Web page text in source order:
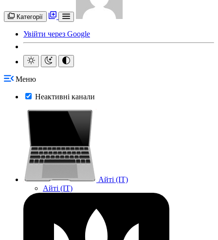
Категорії
Увійти через Google
Меню
Неактивні канали
Айті (IT)
Айті (IT)